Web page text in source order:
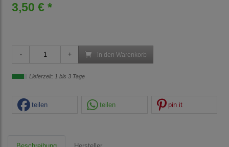
3,50 € *
in den Warenkorb
Lieferzeit: 1 bis 3 Tage
teilen teilen pin it